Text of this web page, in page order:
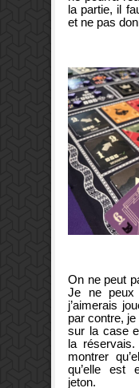
la partie, il
et ne pas
On ne peut
Je ne
j’aimerais
par contre,
sur la case
la
montrer
qu’elle est
jeton.